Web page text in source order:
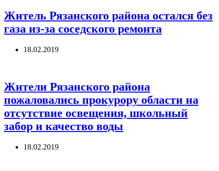
Житель Рязанского района остался без
газа из-за соседского ремонта
18.02.2019
Жители Рязанского района
пожаловались прокурору области на
отсутствие освещения, школьный
забор и качество воды
18.02.2019